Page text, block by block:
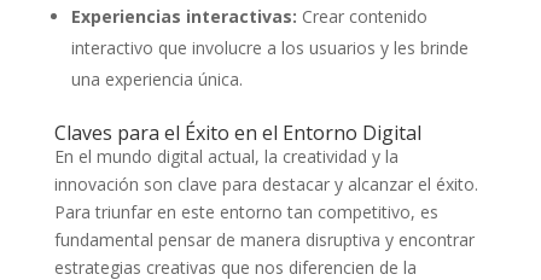
Experiencias interactivas: ⁢Crear contenido⁣
interactivo que involucre a los usuarios y ⁤les brinde
una experiencia única.
Claves para⁣ el Éxito en el Entorno Digital
En el mundo digital ⁣actual, ⁣la creatividad y la
innovación son clave para⁢ destacar ‌y⁣ alcanzar el ‌éxito.
Para triunfar en ‍este entorno⁢ tan competitivo, ​es
⁤fundamental pensar de manera ‌disruptiva y encontrar⁣
estrategias⁤ creativas que nos diferencien de ‍la